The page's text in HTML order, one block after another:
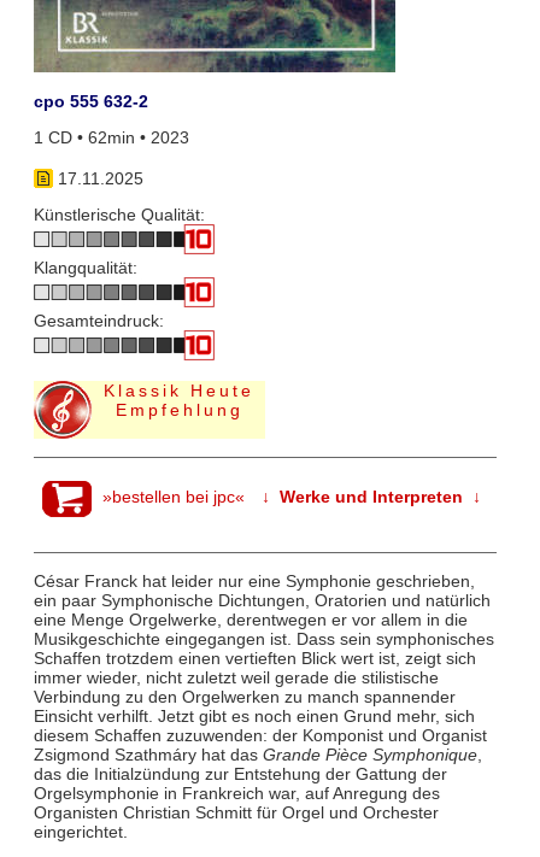
cpo 555 632-2
1 CD • 62min • 2023
17.11.2025
Künstlerische Qualität:
Klangqualität:
Gesamteindruck:
Klassik Heute
Empfehlung
»bestellen bei jpc« ↓ Werke und Interpreten ↓
César Franck hat leider nur eine Symphonie geschrieben,
ein paar Symphonische Dichtungen, Oratorien und natürlich
eine Menge Orgelwerke, derentwegen er vor allem in die
Musikgeschichte eingegangen ist. Dass sein symphonisches
Schaffen trotzdem einen vertieften Blick wert ist, zeigt sich
immer wieder, nicht zuletzt weil gerade die stilistische
Verbindung zu den Orgelwerken zu manch spannender
Einsicht verhilft. Jetzt gibt es noch einen Grund mehr, sich
diesem Schaffen zuzuwenden: der Komponist und Organist
Zsigmond Szathmáry hat das Grande Pièce Symphonique,
das die Initialzündung zur Entstehung der Gattung der
Orgelsymphonie in Frankreich war, auf Anregung des
Organisten Christian Schmitt für Orgel und Orchester
eingerichtet.